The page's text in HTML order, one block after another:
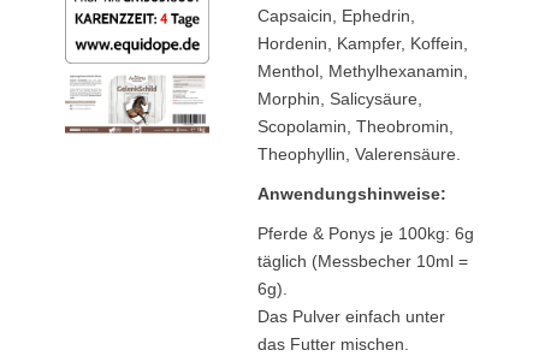
Capsaicin, Ephedrin,
Hordenin, Kampfer, Koffein,
Menthol, Methylhexanamin,
Morphin, Salicysäure,
Scopolamin, Theobromin,
Theophyllin, Valerensäure.
Anwendungshinweise:
Pferde & Ponys je 100kg: 6g
täglich (Messbecher 10ml =
6g).
Das Pulver einfach unter
das Futter mischen.